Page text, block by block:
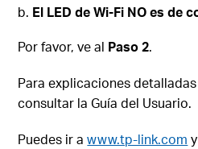
El LED de Wi-Fi NO es de
Por favor, ve al Paso 2.
Para explicaciones
consultar la Guía del Usuario.
Puedes ir awww.tp-link.com